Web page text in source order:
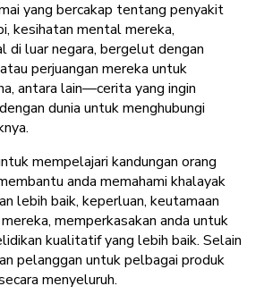
yang bercakap tentang penyakit
kesihatan mental mereka,
di luar negara, bergelut dengan
perjuangan mereka untuk
antara lain—cerita yang ingin
dunia untuk menghubungi
mempelajari kandungan orang
anda memahami khalayak
lebih baik, keperluan, keutamaan
memperkasakan anda untuk
kualitatif yang lebih baik. Selain
pelanggan untuk pelbagai produk
menyeluruh.